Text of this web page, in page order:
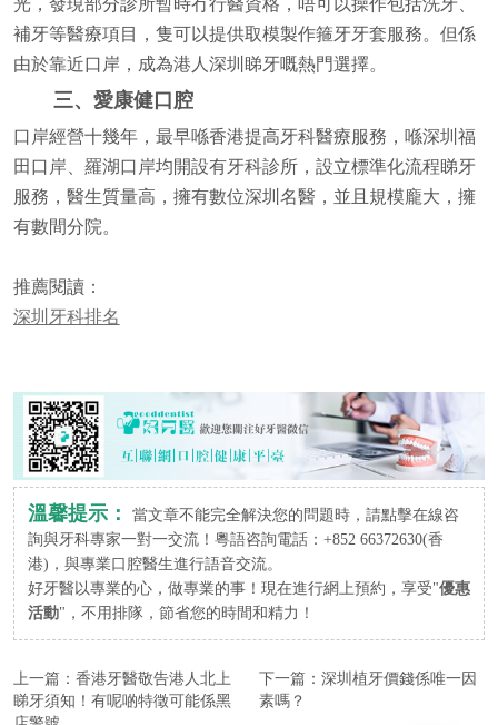
光，發現部分診所暫時冇行醫資格，唔可以操作包括洗牙、
補牙等醫療項目，隻可以提供取模製作箍牙牙套服務。但係
由於靠近口岸，成為港人深圳睇牙嘅熱門選擇。
三、愛康健口腔
口岸經營十幾年，最早喺香港提高牙科醫療服務，喺深圳福
田口岸、羅湖口岸均開設有牙科診所，設立標準化流程睇牙
服務，醫生質量高，擁有數位深圳名醫，並且規模龐大，擁
有數間分院。
推薦閱讀：
深圳牙科排名
溫馨提示：
當文章不能完全解決您的問題時，請點擊在線咨
詢與牙科專家一對一交流！粵語咨詢電話：+852 66372630(香
港)，與專業口腔醫生進行語音交流。
好牙醫以專業的心，做專業的事！現在進行網上預約，享受"優惠
活動"，不用排隊，節省您的時間和精力！
上一篇： 香港牙醫敬告港人北上
睇牙須知！有呢啲特徵可能係黑
下一篇： 深圳植牙價錢係唯一因
素嗎？